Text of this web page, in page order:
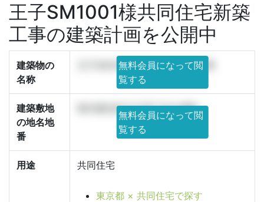
王子SM1001様共同住宅新築
工事の建築計画を公開中
建築物の
名称
王子SM1001様共同住宅新築工事
無料会員になって閲
覧する
建築敷地
の地名地
番
東京都北区王子四丁目20番6
無料会員になって閲
覧する
用途 共同住宅
東京都 × 共同住宅で探す